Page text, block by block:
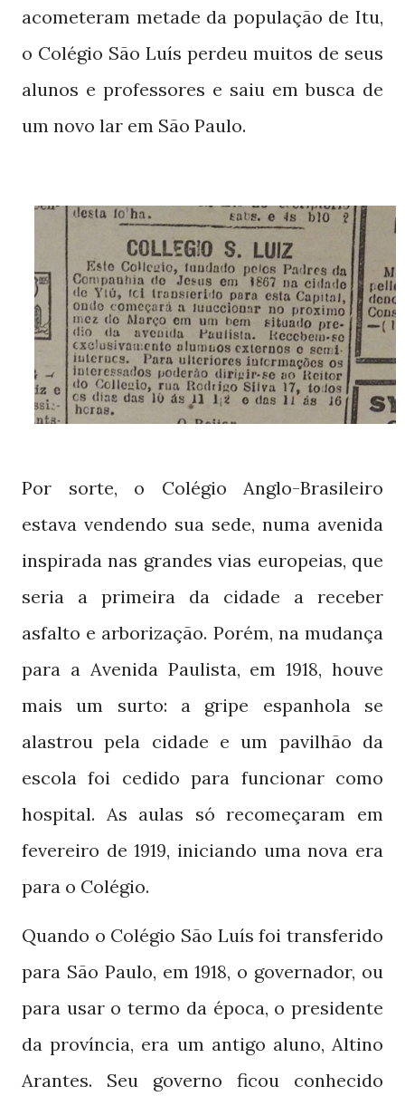
acometeram metade da população de Itu,
o Colégio São Luís perdeu muitos de seus
alunos e professores e saiu em busca de
um novo lar em São Paulo.
Por sorte, o Colégio Anglo-Brasileiro
estava vendendo sua sede, numa avenida
inspirada nas grandes vias europeias, que
seria a primeira da cidade a receber
asfalto e arborização. Porém, na mudança
para a Avenida Paulista, em1918, houve
mais um surto: a gripe espanhola se
alastrou pela cidade e um pavilhão da
escola foi cedido para funcionar como
hospital. As aulas só recomeçaram em
fevereiro de1919, iniciando uma nova era
para o Colégio.
Quando o Colégio São Luís foi transferido
para São Paulo, em1918, o governador, ou
para usar o termo da época, o presidente
da província, era um antigo aluno, Altino
Arantes. Seu governo ficou conhecido